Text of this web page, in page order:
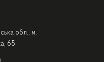
обл., м.
65